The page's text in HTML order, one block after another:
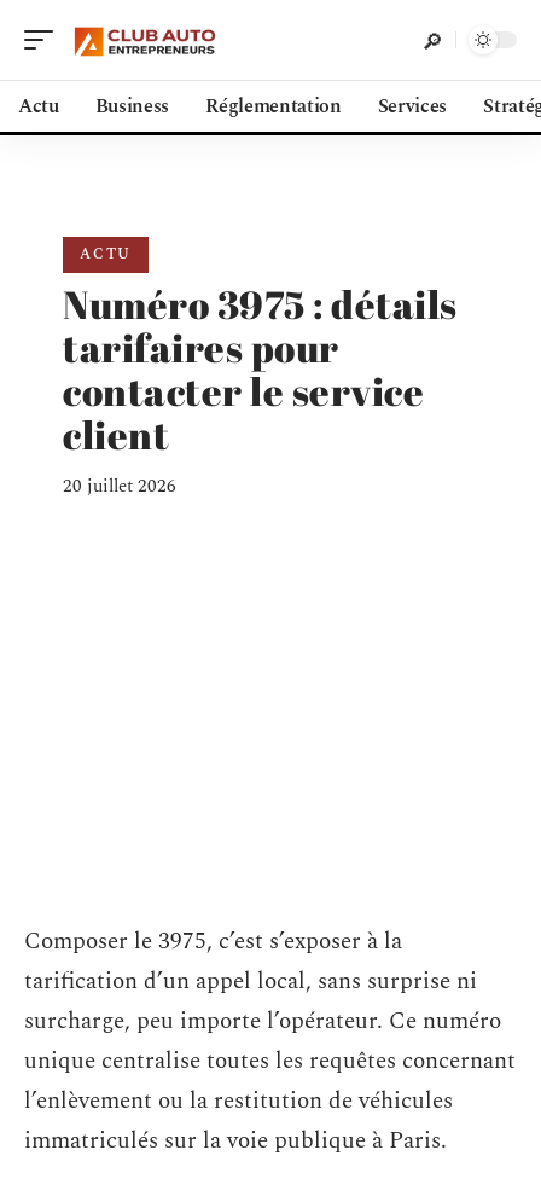
Actu Business Réglementation Services
ACTU
Numéro 3975 : détails
tarifaires pour
contacter le service
client
20 juillet 2026
Composer le 3975, c’est s’exposer à la
tarification d’un appel local, sans surprise ni
surcharge, peu importe l’opérateur. Ce numéro
unique centralise toutes les requêtes concernant
l’enlèvement ou la restitution de véhicules
immatriculés sur la voie publique à Paris.